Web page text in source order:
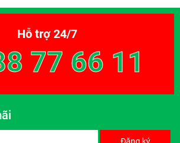
Hỗ trợ 24/7
77 66 11